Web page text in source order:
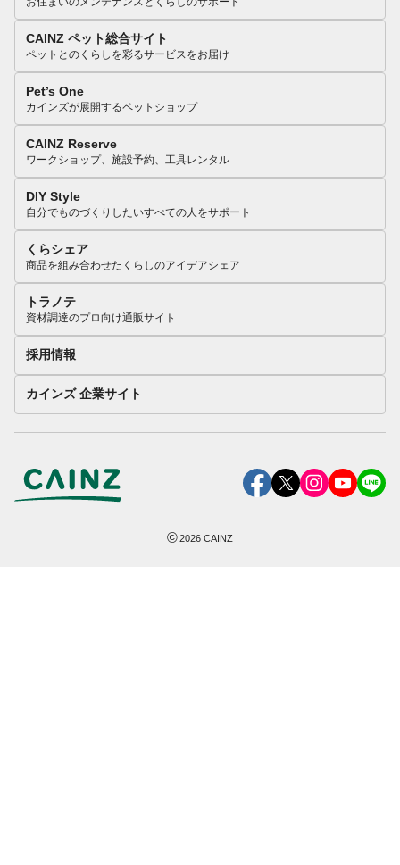
CAINZ ペット総合サイト
ペットとのくらしを彩るサービスをお届け
Pet’s One
カインズが展開するペットショップ
CAINZ Reserve
ワークショップ、施設予約、工具レンタル
DIY Style
自分でものづくりしたいすべての人をサポート
くらシェア
商品を組み合わせたくらしのアイデアシェア
トラノテ
資材調達のプロ向け通販サイト
採用情報
カインズ 企業サイト
©2026 CAINZ